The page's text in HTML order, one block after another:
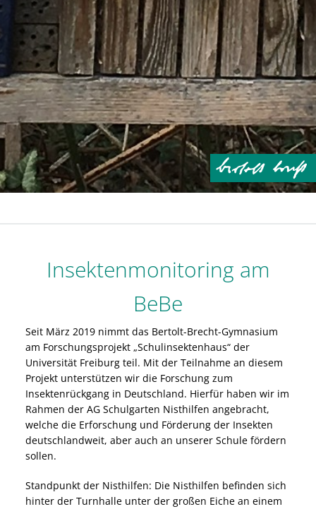
Insektenmonitoring am
BeBe
Seit März 2019 nimmt das Bertolt-Brecht-Gymnasium
am Forschungsprojekt „Schulinsektenhaus“ der
Universität Freiburg teil. Mit der Teilnahme an diesem
Projekt unterstützen wir die Forschung zum
Insektenrückgang in Deutschland. Hierfür haben wir im
Rahmen der AG Schulgarten Nisthilfen angebracht,
welche die Erforschung und Förderung der Insekten
deutschlandweit, aber auch an unserer Schule fördern
sollen.
Standpunkt der Nisthilfen: Die Nisthilfen befinden sich
hinter der Turnhalle unter der großen Eiche an einem